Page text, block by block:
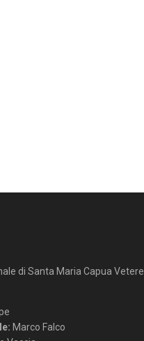
di Santa Maria Capua Vetere
Marco Falco